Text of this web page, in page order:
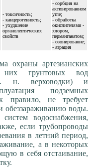
- токсичность;
- канцерогенность;
- ухудшение
органолептических
свойств
- сорбция на
активированном
угле;
- обработка
окислителями -
хлором,
перманганатом;
- озонирование;
- аэрация
охраны артезианских
грунтовых вод
(т. н. верховодки) и
подземных
правило, не требует
обеззараживанию воды.
водоснабжения,
если трубопроводы
в летний период,
а в некоторых
в себя отстаивание,